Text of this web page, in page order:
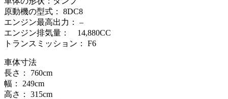
原動機の型式： 8DC8
エンジン最高出力： –
エンジン排気量： 14,880CC
トランスミッション： F6
車体寸法
長さ： 760cm
幅： 249cm
高さ： 315cm